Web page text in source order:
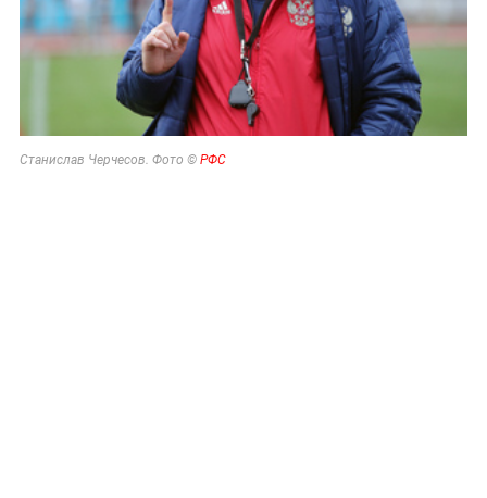
Станислав Черчесов. Фото © РФС